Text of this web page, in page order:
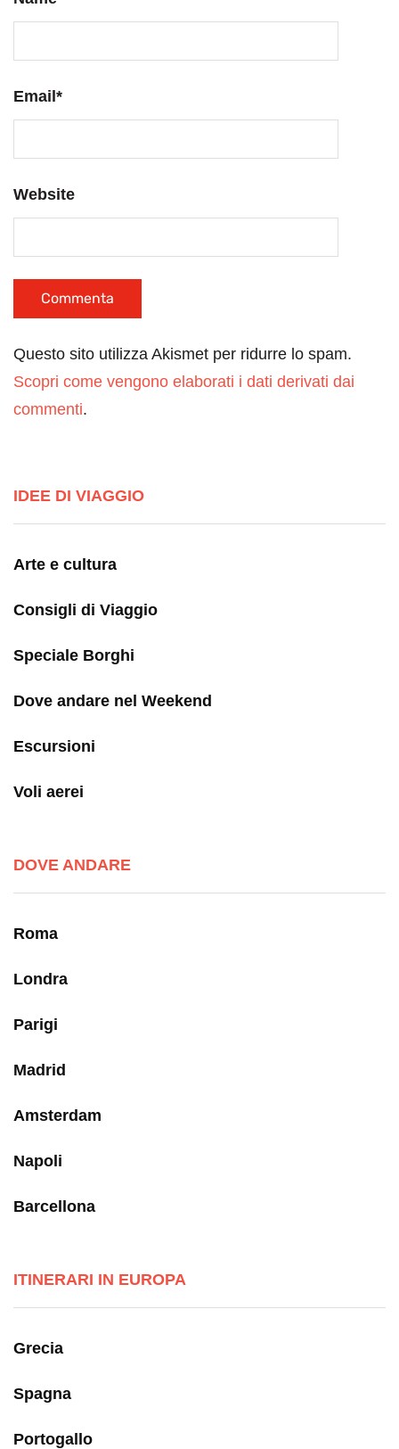
Email*
Website
Questo sito utilizza Akismet per ridurre lo spam.
Scopri come vengono elaborati i dati derivati dai
commenti.
IDEE DI VIAGGIO
Arte e cultura
Consigli di Viaggio
Speciale Borghi
Dove andare nel Weekend
Escursioni
Voli aerei
DOVE ANDARE
Roma
Londra
Parigi
Madrid
Amsterdam
Napoli
Barcellona
ITINERARI IN EUROPA
Grecia
Spagna
Portogallo